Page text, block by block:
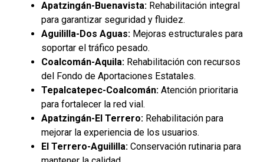
Apatzingán-Buenavista: Rehabilitación integral
para garantizar seguridad y fluidez.
Aguililla-Dos Aguas: Mejoras estructurales para
soportar el tráfico pesado.
Coalcomán-Aquila: Rehabilitación con recursos
del Fondo de Aportaciones Estatales.
Tepalcatepec-Coalcomán: Atención prioritaria
para fortalecer la red vial.
Apatzingán-El Terrero: Rehabilitación para
mejorar la experiencia de los usuarios.
El Terrero-Aguililla: Conservación rutinaria para